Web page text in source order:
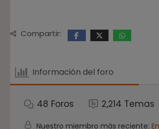
Compartir:
Información del foro
48 Foros 2,214 Temas
Nuestro miembro más reciente: